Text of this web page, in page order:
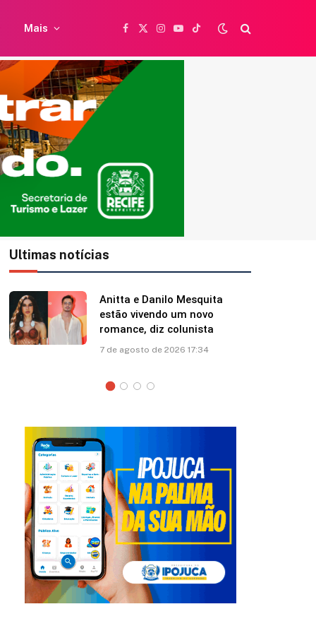
Mais
Facebook
X
Instagram
YouTubeTikTok
Ultimas notícias
Caetano Veloso completa 84
anos e ganha homenagem da
esposa: “Papito! Te amo”
7 de agosto de 2026 12:41